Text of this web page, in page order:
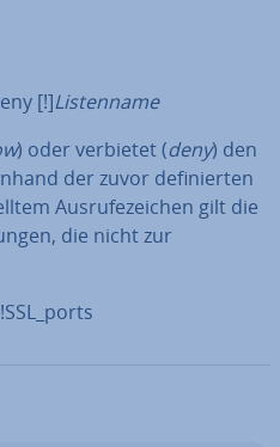
[!]Lis­ten­na­me
) oder verbietet (deny) den
der zuvor de­fi­nier­ten
Aus­ru­fe­zei­chen gilt die
die nicht zur